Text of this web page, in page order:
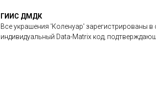
ГИИС ДМДК
Все украшения 'Коленуар' зарегистрированы
индивидуальный Data-Matrix код,